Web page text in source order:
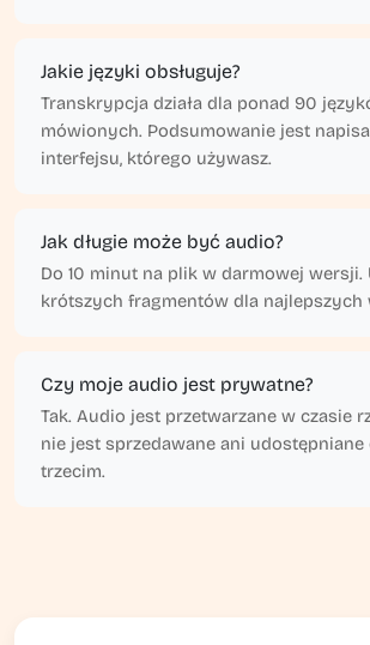
Jakie języki obsługuje?
Transkrypcja działa dla ponad 90
mówionych. Podsumowanie jest
interfejsu, którego używasz.
Jak długie może być audio?
Do 10 minut na plik w darmowej wersji.
krótszych fragmentów dla najlepszych
Czy moje audio jest prywatne?
Tak. Audio jest przetwarzane w czasie
nie jest sprzedawane ani udostępniane
trzecim.